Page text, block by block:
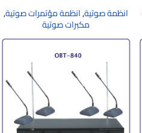
انظمة صوتية,انظمة مؤتمرات صوتية,
مكبرات صوتية